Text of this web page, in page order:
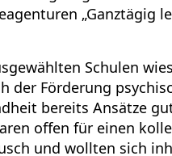
„Ganztägig
Schulen
der Förderung
bereits Ansätze
offen für einen
und wollten sich